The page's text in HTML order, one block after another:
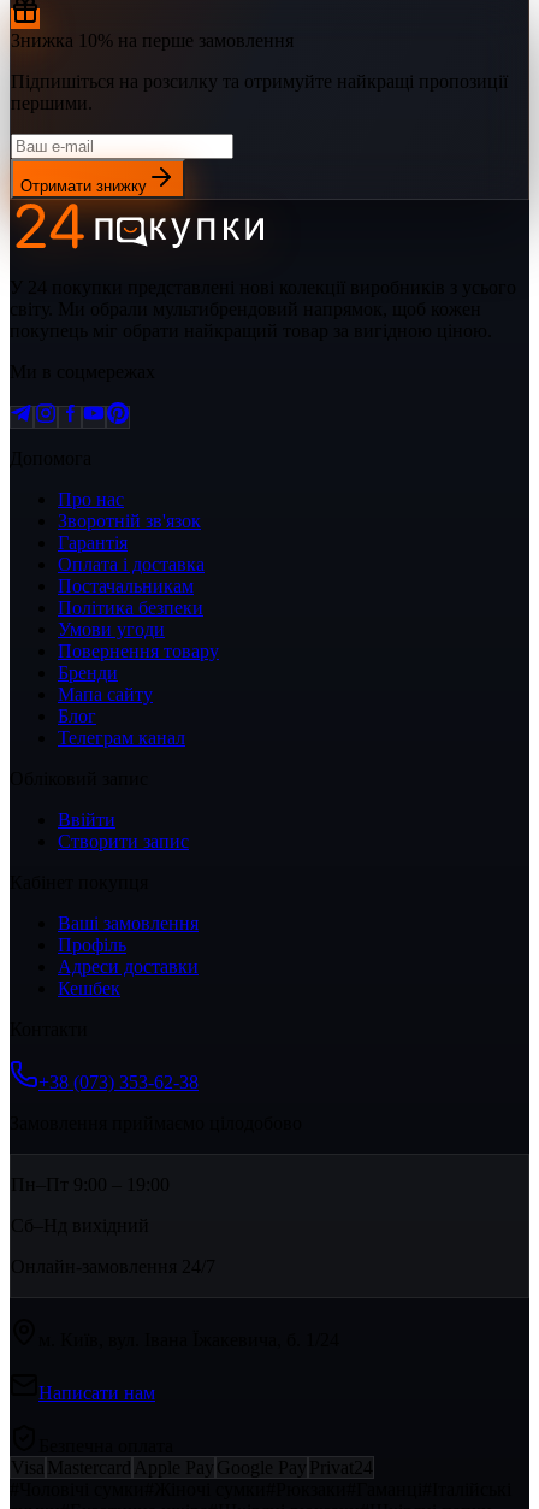
Знижка 10% на перше замовлення
Підпишіться на розсилку та отримуйте найкращі пропозиції
першими.
Отримати знижку
Про нас
Зворотній зв'язок
Гарантія
Оплата і доставка
Постачальникам
Політика безпеки
Умови угоди
Повернення товару
Бренди
Мапа сайту
Блог
Телеграм канал
Ввійти
Створити запис
Ваші замовлення
Профіль
Адреси доставки
Кешбек
+38 (073) 353-62-38
Пн–Пт 9:00 – 19:00
Сб–Нд вихідний
Написати нам
Visa Mastercard Apple Pay Google Pay Privat24